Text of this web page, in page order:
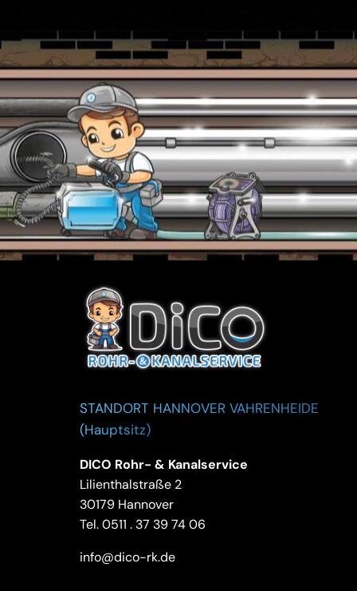
STANDORT HANNOVER VAHRENHEIDE
(Hauptsitz)
DICO Rohr- & Kanalservice
Lilienthalstraße 2
30179 Hannover
Tel.0511 . 37 39 74 06
info@dico-rk.de